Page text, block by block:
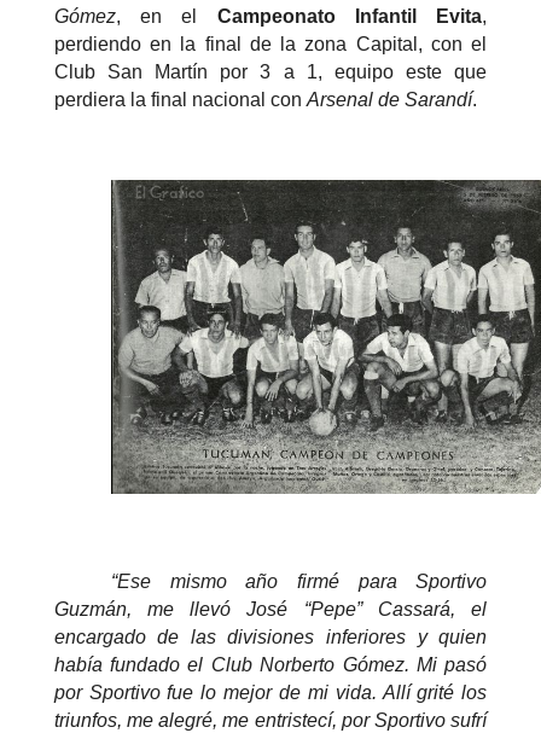
Gómez, en el Campeonato Infantil Evita,
perdiendo en la final de la zona Capital, con el
Club San Martín por 3 a 1, equipo este que
perdiera la final nacional con Arsenal de Sarandí.
“Ese mismo año firmé para Sportivo
Guzmán, me llevó José “Pepe” Cassará, el
encargado de las divisiones inferiores y quien
había fundado el Club Norberto Gómez. Mi pasó
por Sportivo fue lo mejor de mi vida. Allí grité los
triunfos, me alegré, me entristecí, por Sportivo sufrí